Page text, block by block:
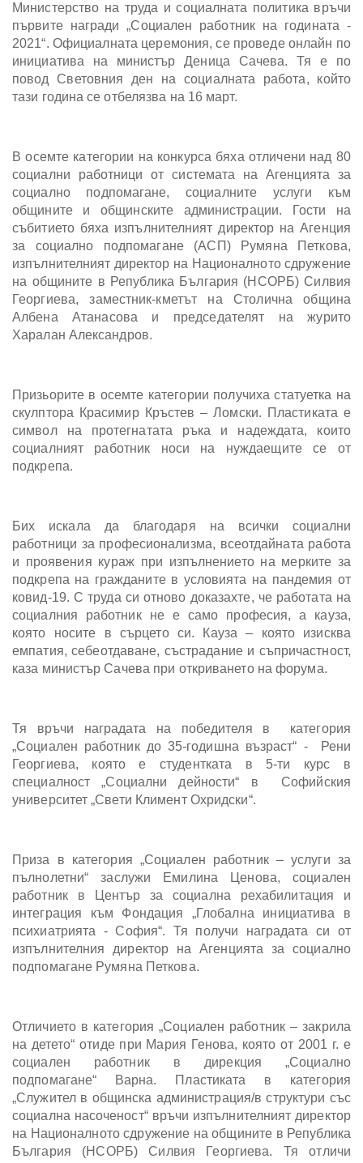
Министерство на труда и социалната политика връчи
първите награди „Социален работник на годината -
2021“. Официалната церемония, се проведе онлайн по
инициатива на министър Деница Сачева. Тя е по
повод Световния ден на социалната работа, който
тази година се отбелязва на 16 март.
В осемте категории на конкурса бяха отличени над 80
социални работници от системата на Агенцията за
социално подпомагане, социалните услуги към
общините и общинските администрации. Гости на
събитието бяха изпълнителният директор на Агенция
за социално подпомагане (АСП) Румяна Петкова,
изпълнителният директор на Националното сдружение
на общините в Република България (НСОРБ) Силвия
Георгиева, заместник-кметът на Столична община
Албена Атанасова и председателят на журито
Харалан Александров.
Призьорите в осемте категории получиха статуетка на
скулптора Красимир Кръстев – Ломски. Пластиката е
символ на протегнатата ръка и надеждата, които
социалният работник носи на нуждаещите се от
подкрепа.
Бих искала да благодаря на всички социални
работници за професионализма, всеотдайната работа
и проявения кураж при изпълнението на мерките за
подкрепа на гражданите в условията на пандемия от
ковид-19. С труда си отново доказахте, че работата на
социалния работник не е само професия, а кауза,
която носите в сърцето си. Кауза – която изисква
емпатия, себеотдаване, състрадание и съпричастност,
каза министър Сачева при откриването на форума.
Тя връчи наградата на победителя в категория
„Социален работник до 35-годишна възраст“ - Рени
Георгиева, която е студентката в 5-ти курс в
специалност „Социални дейности“ в Софийския
университет „Свети Климент Охридски“.
Приза в категория „Социален работник – услуги за
пълнолетни“ заслужи Емилина Ценова, социален
работник в Център за социална рехабилитация и
интеграция към Фондация „Глобална инициатива в
психиатрията - София“. Тя получи наградата си от
изпълнителния директор на Агенцията за социално
подпомагане Румяна Петкова.
Отличието в категория „Социален работник – закрила
на детето“ отиде при Мария Генова, която от 2001 г. е
социален работник в дирекция „Социално
подпомагане“ Варна. Пластиката в категория
„Служител в общинска администрация/в структури със
социална насоченост“ връчи изпълнителният директор
на Националното сдружение на общините в Република
България (НСОРБ) Силвия Георгиева. Тя отличи